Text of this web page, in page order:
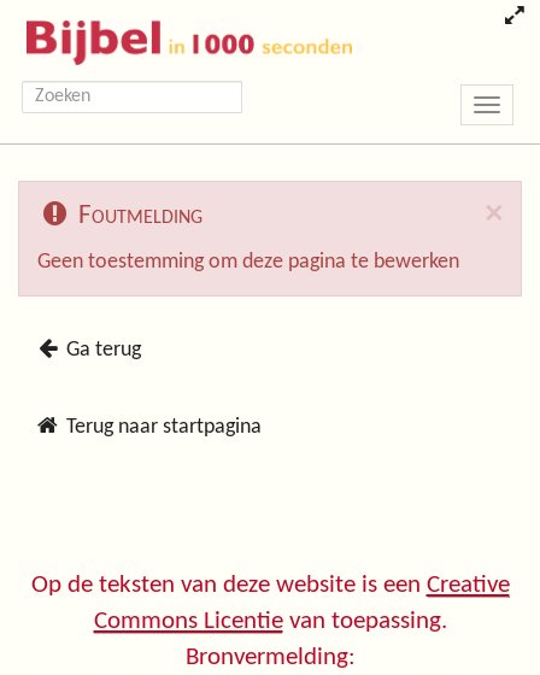
Toggle
×
Foutmelding
Geen toestemming om deze pagina te bewerken
Ga terug
Terug naar startpagina
Op de teksten van deze website is een Creative
Commons Licentievan toepassing.
Bronvermelding: